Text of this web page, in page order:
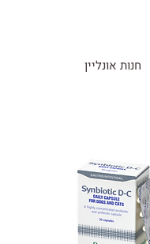
חנות אונליין